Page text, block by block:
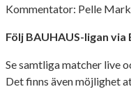
Kommentator: Pelle
Följ BAUHAUS-ligan via
Se samtliga matcher live
Det finns även möjlighet